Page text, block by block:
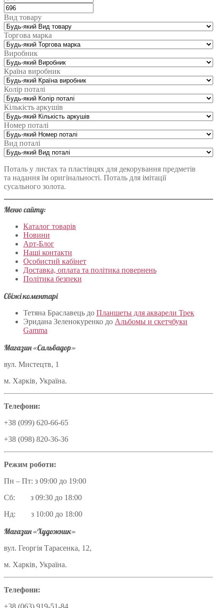
Вид товару
Торгова марка
Виробник
Країна виробник
Колір поталі
Кількість аркушів
Номер поталі
Вид поталі
Поталь у листах та пластівцях для декорування предметів
та надання їм оригінальності. Поталь для імітації
сусального золота.
Меню сайту:
Каталог товарів
Новини
Арт-Блог
Наші контакти
Особистий кабінет
Доставка, оплата та політика повернень
Політика безпеки
Свіжі коментарі
Тетяна Браславець до Планшеты для акварели Трек
Эридана Зеленокуренко до Альбомы и скетчбуки
Gamma
Магазин «Сальвадор»
вул. Мистецтв, 1
м. Харків, Україна.
Телефони:
+38 (099) 620-66-65
+38 (098) 820-36-36
Режим роботи:
Пн – Пт: з 09:00 до 19:00
Сб: з 09:30 до 18:00
Нд: з 10:00 до 18:00
Магазин «Художник»
вул. Георгія Тарасенка, 12,
м. Харків, Україна.
Телефони: